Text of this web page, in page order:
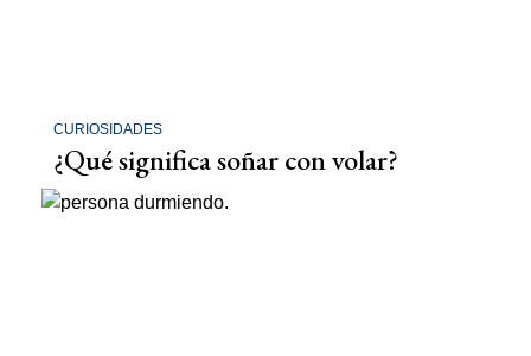
CURIOSIDADES
¿Qué significa soñar con volar?